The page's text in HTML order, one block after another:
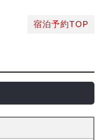
宿泊予約TOP